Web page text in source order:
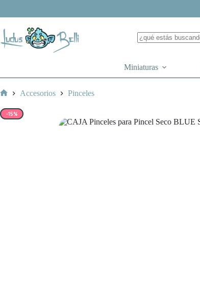
Miniaturas
Accesorios Pinceles
-15%